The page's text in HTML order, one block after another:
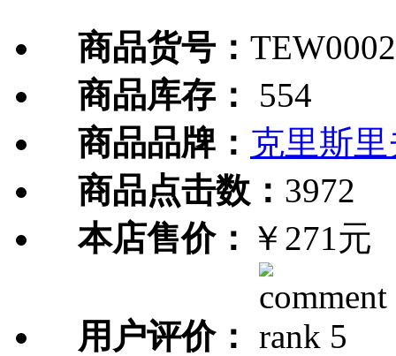
商品货号：
商品库存：
554
商品品牌： 克里斯里
商品点击数： 3972
本店售价： ￥271元
用户评价：